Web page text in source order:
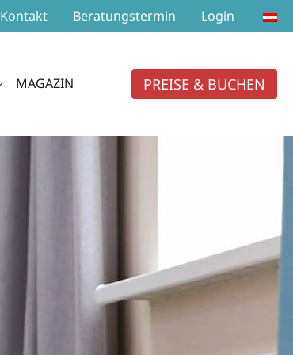
Kontakt Beratungstermin Login
MAGAZIN PREISE & BUCHEN